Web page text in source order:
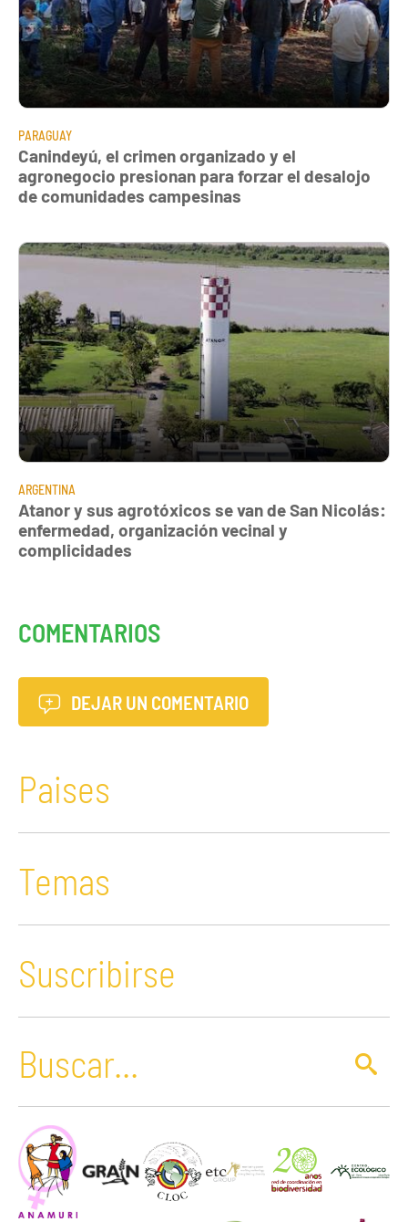
PARAGUAY
Canindeyú, el crimen organizado y el
agronegocio presionan para forzar el desalojo
de comunidades campesinas
ARGENTINA
Atanor y sus agrotóxicos se van de San Nicolás:
enfermedad, organización vecinal y
complicidades
COMENTARIOS
DEJAR UN COMENTARIO
Paises
Temas
Suscribirse